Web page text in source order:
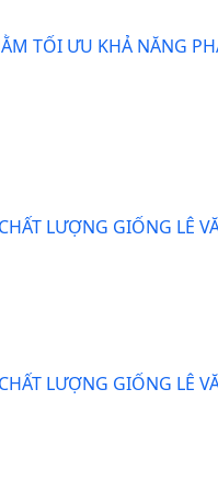
TỐI ƯU KHẢ NĂNG
LƯỢNG GIỐNG LÊ
LƯỢNG GIỐNG LÊ